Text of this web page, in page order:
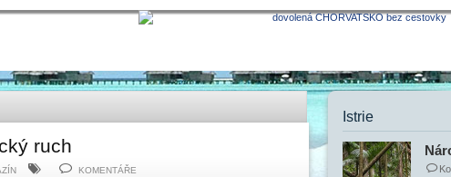
ruch
KOMENTÁŘE
Istrie